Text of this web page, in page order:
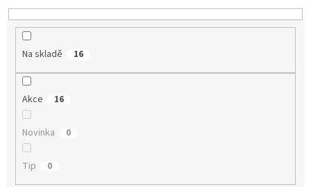
t
ů
Na skladě 16
Akce 16
Novinka 0
Tip 0